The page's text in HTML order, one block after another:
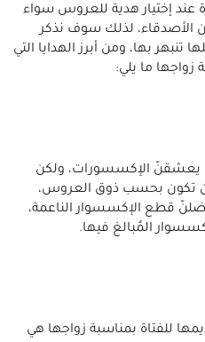
عند إختيار هدية للعروس سواء
الأصدقاء، لذلك سوف نذكر
بها، ومن أبرز الهدايا التي
ما يلي:
يعشقنّ الإكسسورات، ولكن
تكون بحسب ذوق العروس،
قطع الإكسسوار الناعمة،
المُبالغ فيها.
للفتاة بمناسبة زواجها هي